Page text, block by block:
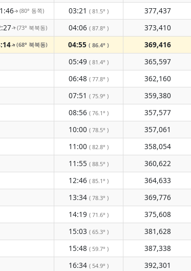
↑(80° 동쪽) 03:21 ( 81.5° ) 377,437
↑(73° 북북동) 04:06 ( 87.8° ) 373,410
↑(68° 북북동) 04:55 ( 86.4° ) 369,416
05:49 ( 81.4° ) 365,597
06:48 ( 77.8° ) 362,160
07:51 ( 75.9° ) 359,380
08:56 ( 76.1° ) 357,577
10:00 ( 78.5° ) 357,061
11:00 ( 82.8° ) 358,054
11:55 ( 88.5° ) 360,622
12:46 ( 85.1° ) 364,633
13:34 ( 78.3° ) 369,776
14:19 ( 71.6° ) 375,608
15:03 ( 65.3° ) 381,628
15:48 ( 59.7° ) 387,338
16:34 ( 54.9° ) 392,301